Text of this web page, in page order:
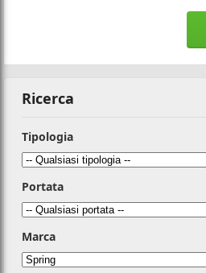
Ricerca
Tipologia
Portata
Marca